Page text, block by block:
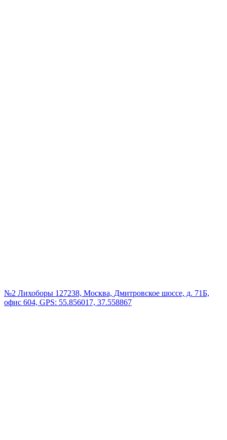
№2 Лихоборы 127238, Москва, Дмитровское шоссе, д. 71Б,
офис 604, GPS: 55.856017, 37.558867